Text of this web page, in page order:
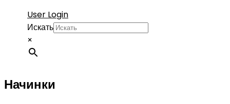
User Login
Искать
×
Начинки